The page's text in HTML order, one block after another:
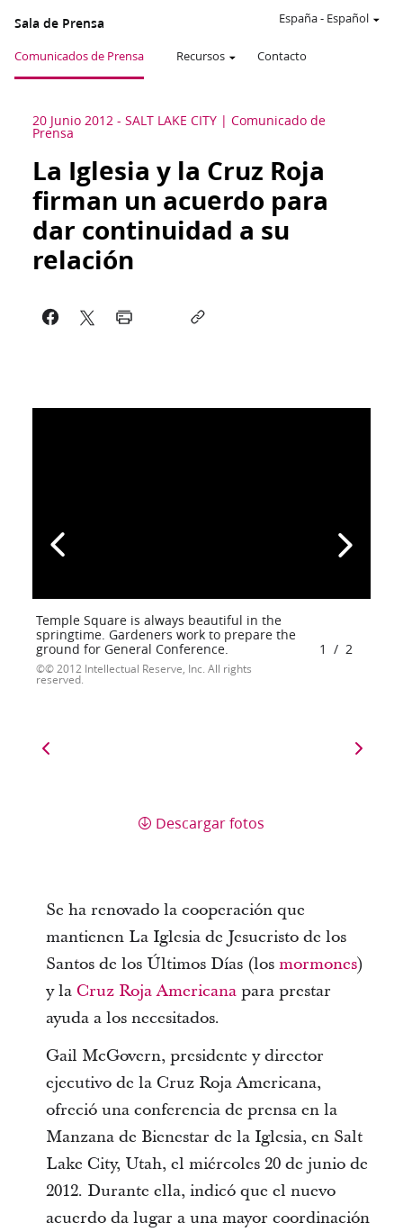
Sala de Prensa
Comunicados de Prensa Recursos Contacto
España- Español
20 Junio 2012 - SALT LAKE CITY Comunicado de
Prensa
La Iglesia y la Cruz Roja
firman un acuerdo para
dar continuidad a su
relación
Temple Square is always beautiful in the
springtime. Gardeners work to prepare the
ground for General Conference.
© 2012 Intellectual Reserve, Inc. All rights
reserved.
1 / 2
Descargar fotos
Se ha renovado la cooperación que
mantienen La Iglesia de Jesucristo de los
Santos de los Últimos Días (los mormones)
y la Cruz Roja Americanapara prestar
ayuda a los necesitados.
Gail McGovern, presidente y director
ejecutivo de la Cruz Roja Americana,
ofreció una conferencia de prensa en la
Manzana de Bienestar de la Iglesia, en Salt
Lake City, Utah, el miércoles 20 de junio de
2012. Durante ella, indicó que el nuevo
acuerdo da lugar a una mayor coordinación